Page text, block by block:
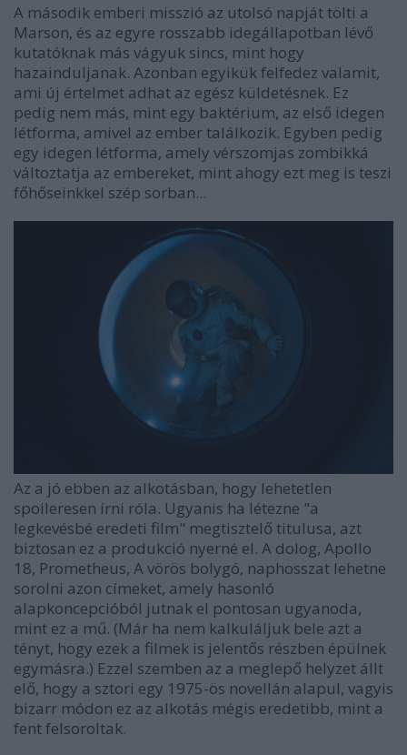
A második emberi misszió az utolsó napját tölti a
Marson, és az egyre rosszabb idegállapotban lévő
kutatóknak más vágyuk sincs, mint hogy
hazainduljanak. Azonban egyikük felfedez valamit,
ami új értelmet adhat az egész küldetésnek. Ez
pedig nem más, mint egy baktérium, az első idegen
létforma, amivel az ember találkozik. Egyben pedig
egy idegen létforma, amely vérszomjas zombikká
változtatja az embereket, mint ahogy ezt meg is teszi
főhőseinkkel szép sorban...
Az a jó ebben az alkotásban, hogy lehetetlen
spoileresen írni róla. Ugyanis ha létezne "a
legkevésbé eredeti film" megtisztelő titulusa, azt
biztosan ez a produkció nyerné el. A dolog, Apollo
18, Prometheus, A vörös bolygó, naphosszat lehetne
sorolni azon címeket, amely hasonló
alapkoncepcióból jutnak el pontosan ugyanoda,
mint ez a mű. (Már ha nem kalkuláljuk bele azt a
tényt, hogy ezek a filmek is jelentős részben épülnek
egymásra.) Ezzel szemben az a meglepő helyzet állt
elő, hogy a sztori egy 1975-ös novellán alapul, vagyis
bizarr módon ez az alkotás mégis eredetibb, mint a
fent felsoroltak.